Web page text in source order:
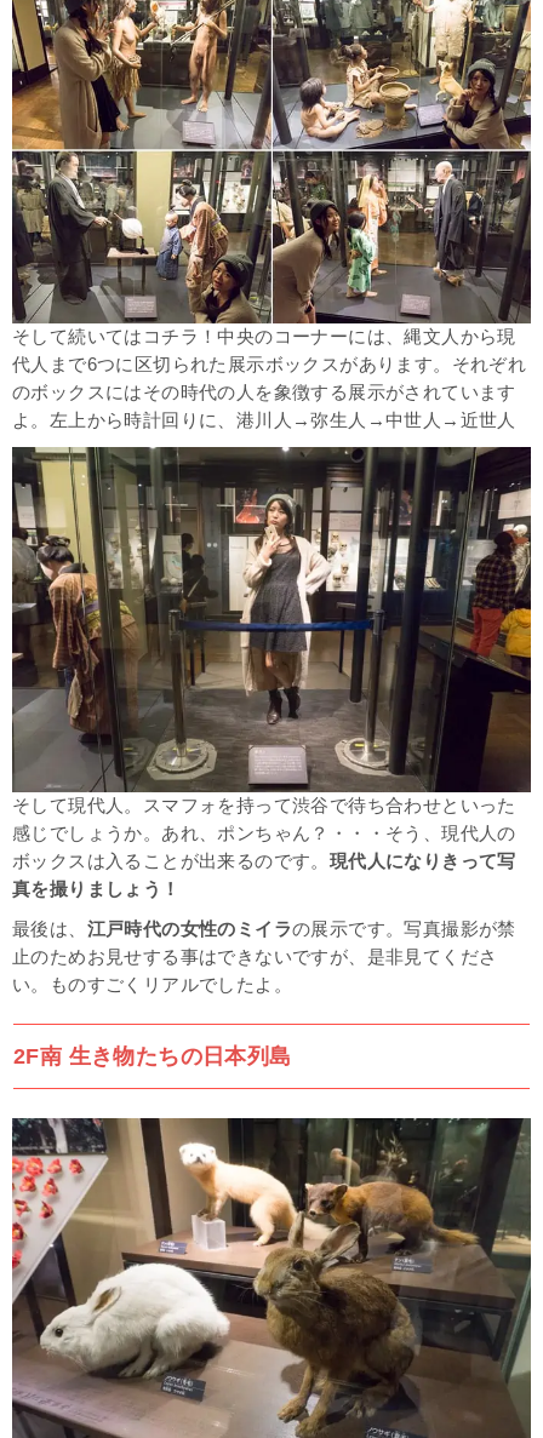
そして続いてはコチラ！中央のコーナーには、縄文人から現
代人まで6つに区切られた展示ボックスがあります。それぞれ
のボックスにはその時代の人を象徴する展示がされています
よ。左上から時計回りに、港川人→弥生人→中世人→近世人
そして現代人。スマフォを持って渋谷で待ち合わせといった
感じでしょうか。あれ、ポンちゃん？・・・そう、現代人の
ボックスは入ることが出来るのです。 現代人になりきって写
真を撮りましょう！
最後は、 江戸時代の女性のミイラの展示です。写真撮影が禁
止のためお見せする事はできないですが、是非見てくださ
い。ものすごくリアルでしたよ。
2F南 生き物たちの日本列島